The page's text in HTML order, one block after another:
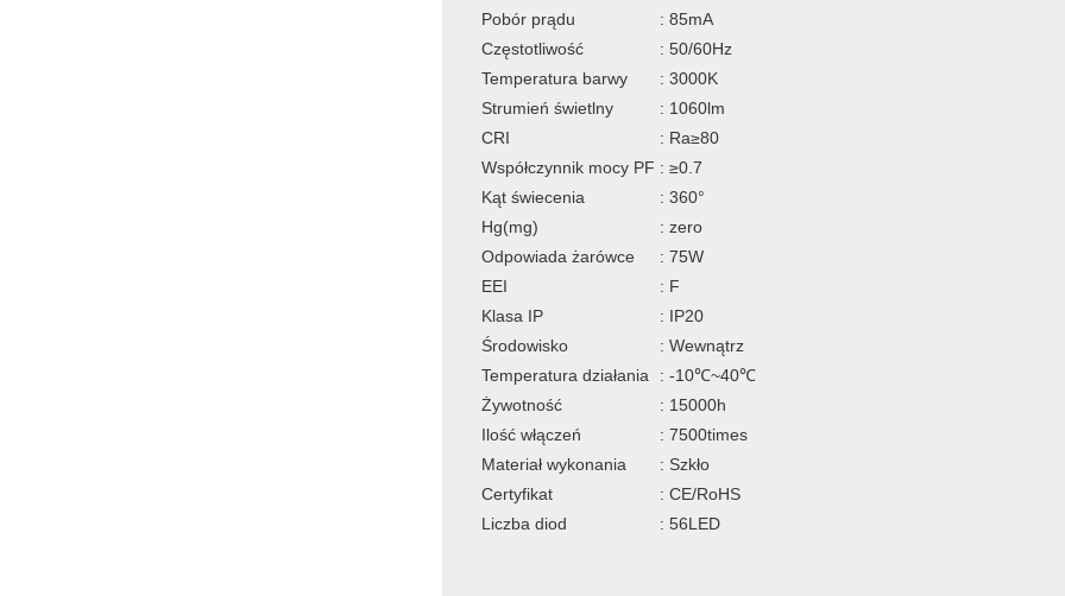
Pobór prądu
: 85mA
Częstotliwość
: 50/60Hz
Temperatura barwy
: 3000K
Strumień świetlny
: 1060lm
CRI
: Ra≥80
Współczynnik mocy PF : ≥0.7
Kąt świecenia
: 360°
Hg(mg)
: zero
Odpowiada żarówce
: 75W
EEI
: F
Klasa IP
: IP20
Środowisko
: Wewnątrz
Temperatura działania
: -10℃~40℃
Żywotność
: 15000h
Ilość włączeń
: 7500times
Materiał wykonania
: Szkło
Certyfikat
: CE/RoHS
Liczba diod
: 56LED